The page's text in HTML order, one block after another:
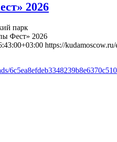
2026
парк
Фест» 2026
https://